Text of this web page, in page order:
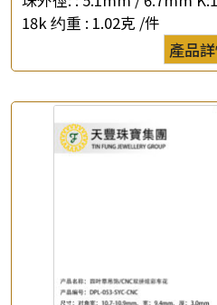
18k 约重 : 1.02克 /件
產品